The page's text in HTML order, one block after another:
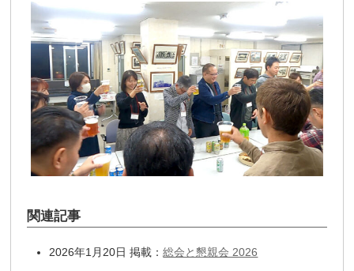
関連記事
2026年1月20日 掲載：総会と懇親会 2026